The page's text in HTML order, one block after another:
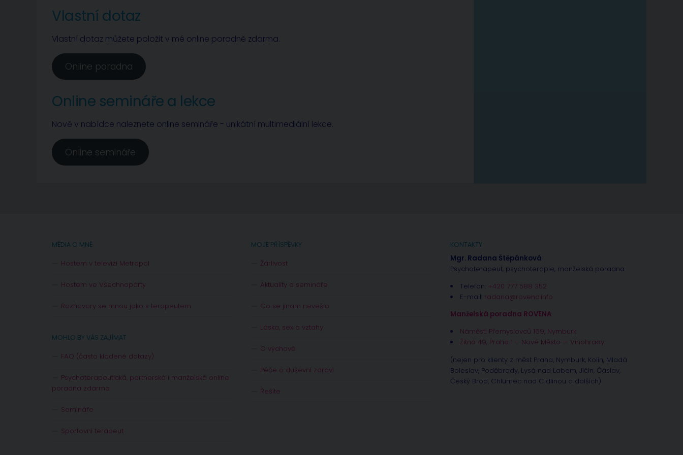
Vlastní dotaz
Vlastní dotaz můžete položit v mé online poradně zdarma.
Online poradna
Online semináře a lekce
Nově v nabídce naleznete online semináře - unikátní multimediální lekce.
Online semináře
MÉDIA O MNĚ
Hostem v televizi Metropol
Hostem ve Všechnopárty
Rozhovory se mnou jako s terapeutem
MOHLO BY VÁS ZAJÍMAT
FAQ (často kladené dotazy)
Psychoterapeutická, partnerská i manželská online
poradna zdarma
Semináře
Sportovní terapeut
MOJE PŘÍSPĚVKY
Žárlivost
Aktuality a semináře
Co se jinam nevešlo
Láska, sex a vztahy
O výchově
Péče o duševní zdraví
Řešíte
KONTAKTY
Mgr. Radana Štěpánková
Psychoterapeut, psychoterapie, manželská poradna
Telefon: +420 777 588 352
E-mail: radana@rovena.info
Manželská poradna ROVENA
Náměstí Přemyslovců 169, Nymburk
Žitná 49, Praha 1 – Nové Město — Vinohrady
(nejen pro klienty z měst Praha, Nymburk, Kolín, Mladá
Boleslav, Poděbrady, Lysá nad Labem, Jíčín, Čáslav,
Český Brod, Chlumec nad Cidlinou a dalších)